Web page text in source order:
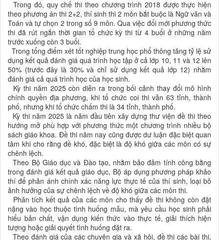
Trong đó, quy chế thi theo chương trình 2018 được thực hiện
theo phương án thi 2+2, thí sinh thi 2 môn bắt buộc là Ngữ văn và
Toán và tự chọn 2 trong số 9 môn. Qua việc đổi mới phương thức
thi đã rút ngắn thời gian tổ chức kỳ thi từ 4 buổi ở những năm
trước xuống còn 3 buổi.
Trong tổng điểm xét tốt nghiệp trung học phổ thông tăng tỷ lệ sử
dụng kết quả đánh giá quá trình học tập ở cả lớp 10, 11 và 12 lên
50% (trước đây là 30% và chỉ sử dụng kết quả lớp 12) nhằm
đánh giá cả quá trình học của học sinh.
Kỳ thi năm 2025 còn diễn ra trong bối cảnh thay đổi mô hình
chính quyền địa phương, khi tổ chức coi thi vẫn 63 tỉnh, thành
phố, nhưng khi tổ chức chấm thi là 34 tỉnh, thành phố.
Kỳ thi năm 2025 là năm đầu tiên xây dựng thư viện đề thi theo
hướng mở phù hợp với phương thức một chương trình nhiều bộ
sách giáo khoa. Đề thi năm nay cũng được dư luận đặc biệt quan
tâm khi cho rằng đề khó, đặc biệt là độ khó giữa các môn có sự
chênh lệch.
Theo Bộ Giáo dục và Đào tạo, nhằm bảo đảm tính công bằng
trong đánh giá kết quả giáo dục, Bộ áp dụng phương pháp khảo
thí để phản ánh chính xác năng lực thực tế của thí sinh, loại bỏ
ảnh hưởng của sự chênh lệch về độ khó giữa các môn thi.
Phân tích kết quả của các môn cho thấy đề thi không còn đặt
nặng vào học thuộc tình huống mẫu, mà yêu cầu học sinh phải
hiểu bản chất, vận dụng kiến thức vào thực tế, giải thích hiện
tượng hoặc giải quyết tình huống đặt ra.
Theo đánh giá của các chuyên gia và xã hội, đề thi các bài thi,